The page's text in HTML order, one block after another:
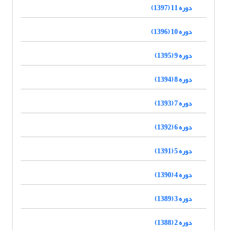
دوره 11 (1397)
دوره 10 (1396)
دوره 9 (1395)
دوره 8 (1394)
دوره 7 (1393)
دوره 6 (1392)
دوره 5 (1391)
دوره 4 (1390)
دوره 3 (1389)
دوره 2 (1388)